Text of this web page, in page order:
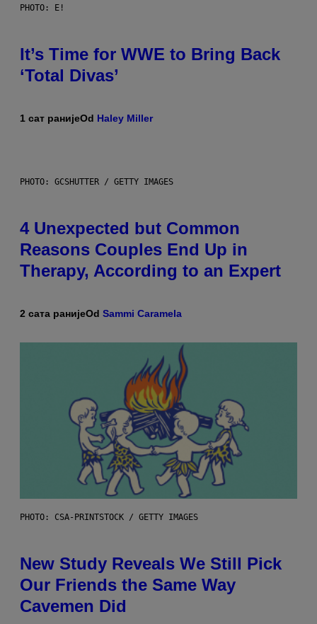
PHOTO: E!
It’s Time for WWE to Bring Back
‘Total Divas’
1 сат ранијеOd Haley Miller
PHOTO: GCSHUTTER / GETTY IMAGES
4 Unexpected but Common
Reasons Couples End Up in
Therapy, According to an Expert
2 сата ранијеOd Sammi Caramela
PHOTO: CSA-PRINTSTOCK / GETTY IMAGES
New Study Reveals We Still Pick
Our Friends the Same Way
Cavemen Did